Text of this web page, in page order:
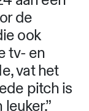
de
ook
tv- en
vat het
pitch is